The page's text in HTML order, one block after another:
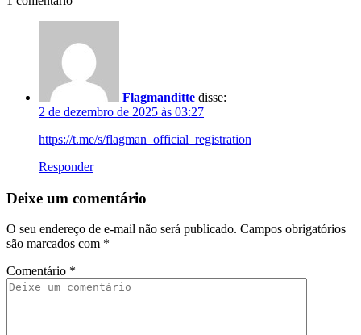
Flagmanditte disse:
2 de dezembro de 2025 às 03:27
https://t.me/s/flagman_official_registration
Responder
Deixe um comentário
O seu endereço de e-mail não será publicado. Campos obrigatórios
são marcados com *
Comentário *